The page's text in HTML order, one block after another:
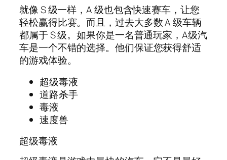
就像 S 级一样，A 级也包含快速赛车，让您
轻松赢得比赛。而且，过去大多数 A 级车辆
都属于 S 级。如果你是一名普通玩家，A级汽
车是一个不错的选择。他们保证您获得舒适
的游戏体验。
超级毒液
道路杀手
毒液
速度兽
超级毒液